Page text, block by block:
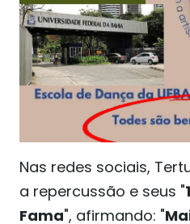
Nas redes sociais,
a repercussão e seus "
Fama", afirmando: "